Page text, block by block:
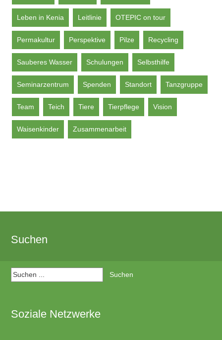
Leben in Kenia Leitlinie OTEPIC on tour
Permakultur Perspektive Pilze Recycling
Sauberes Wasser Schulungen Selbsthilfe
Seminarzentrum Spenden Standort Tanzgruppe
Team Teich Tiere Tierpflege Vision
Waisenkinder Zusammenarbeit
Suchen
Suchen:
Soziale Netzwerke